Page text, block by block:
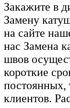
Закажите в
Замену
на сайте
нас Замена
швов
короткие
постоянных,
клиентов.